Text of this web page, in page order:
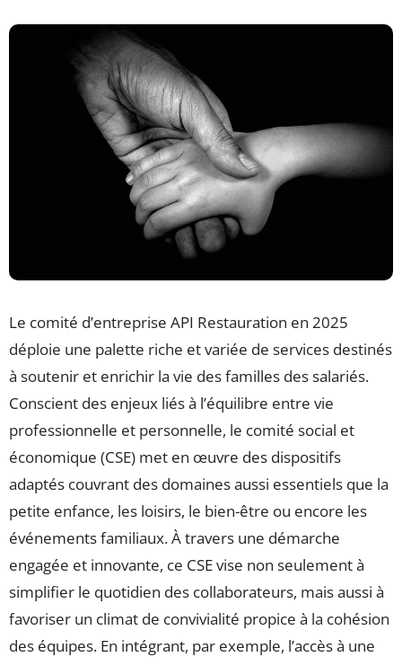
Le comité d’entreprise API Restauration en 2025
déploie une palette riche et variée de services destinés
à soutenir et enrichir la vie des familles des salariés.
Conscient des enjeux liés à l’équilibre entre vie
professionnelle et personnelle, le comité social et
économique (CSE) met en œuvre des dispositifs
adaptés couvrant des domaines aussi essentiels que la
petite enfance, les loisirs, le bien-être ou encore les
événements familiaux. À travers une démarche
engagée et innovante, ce CSE vise non seulement à
simplifier le quotidien des collaborateurs, mais aussi à
favoriser un climat de convivialité propice à la cohésion
des équipes. En intégrant, par exemple, l’accès à une